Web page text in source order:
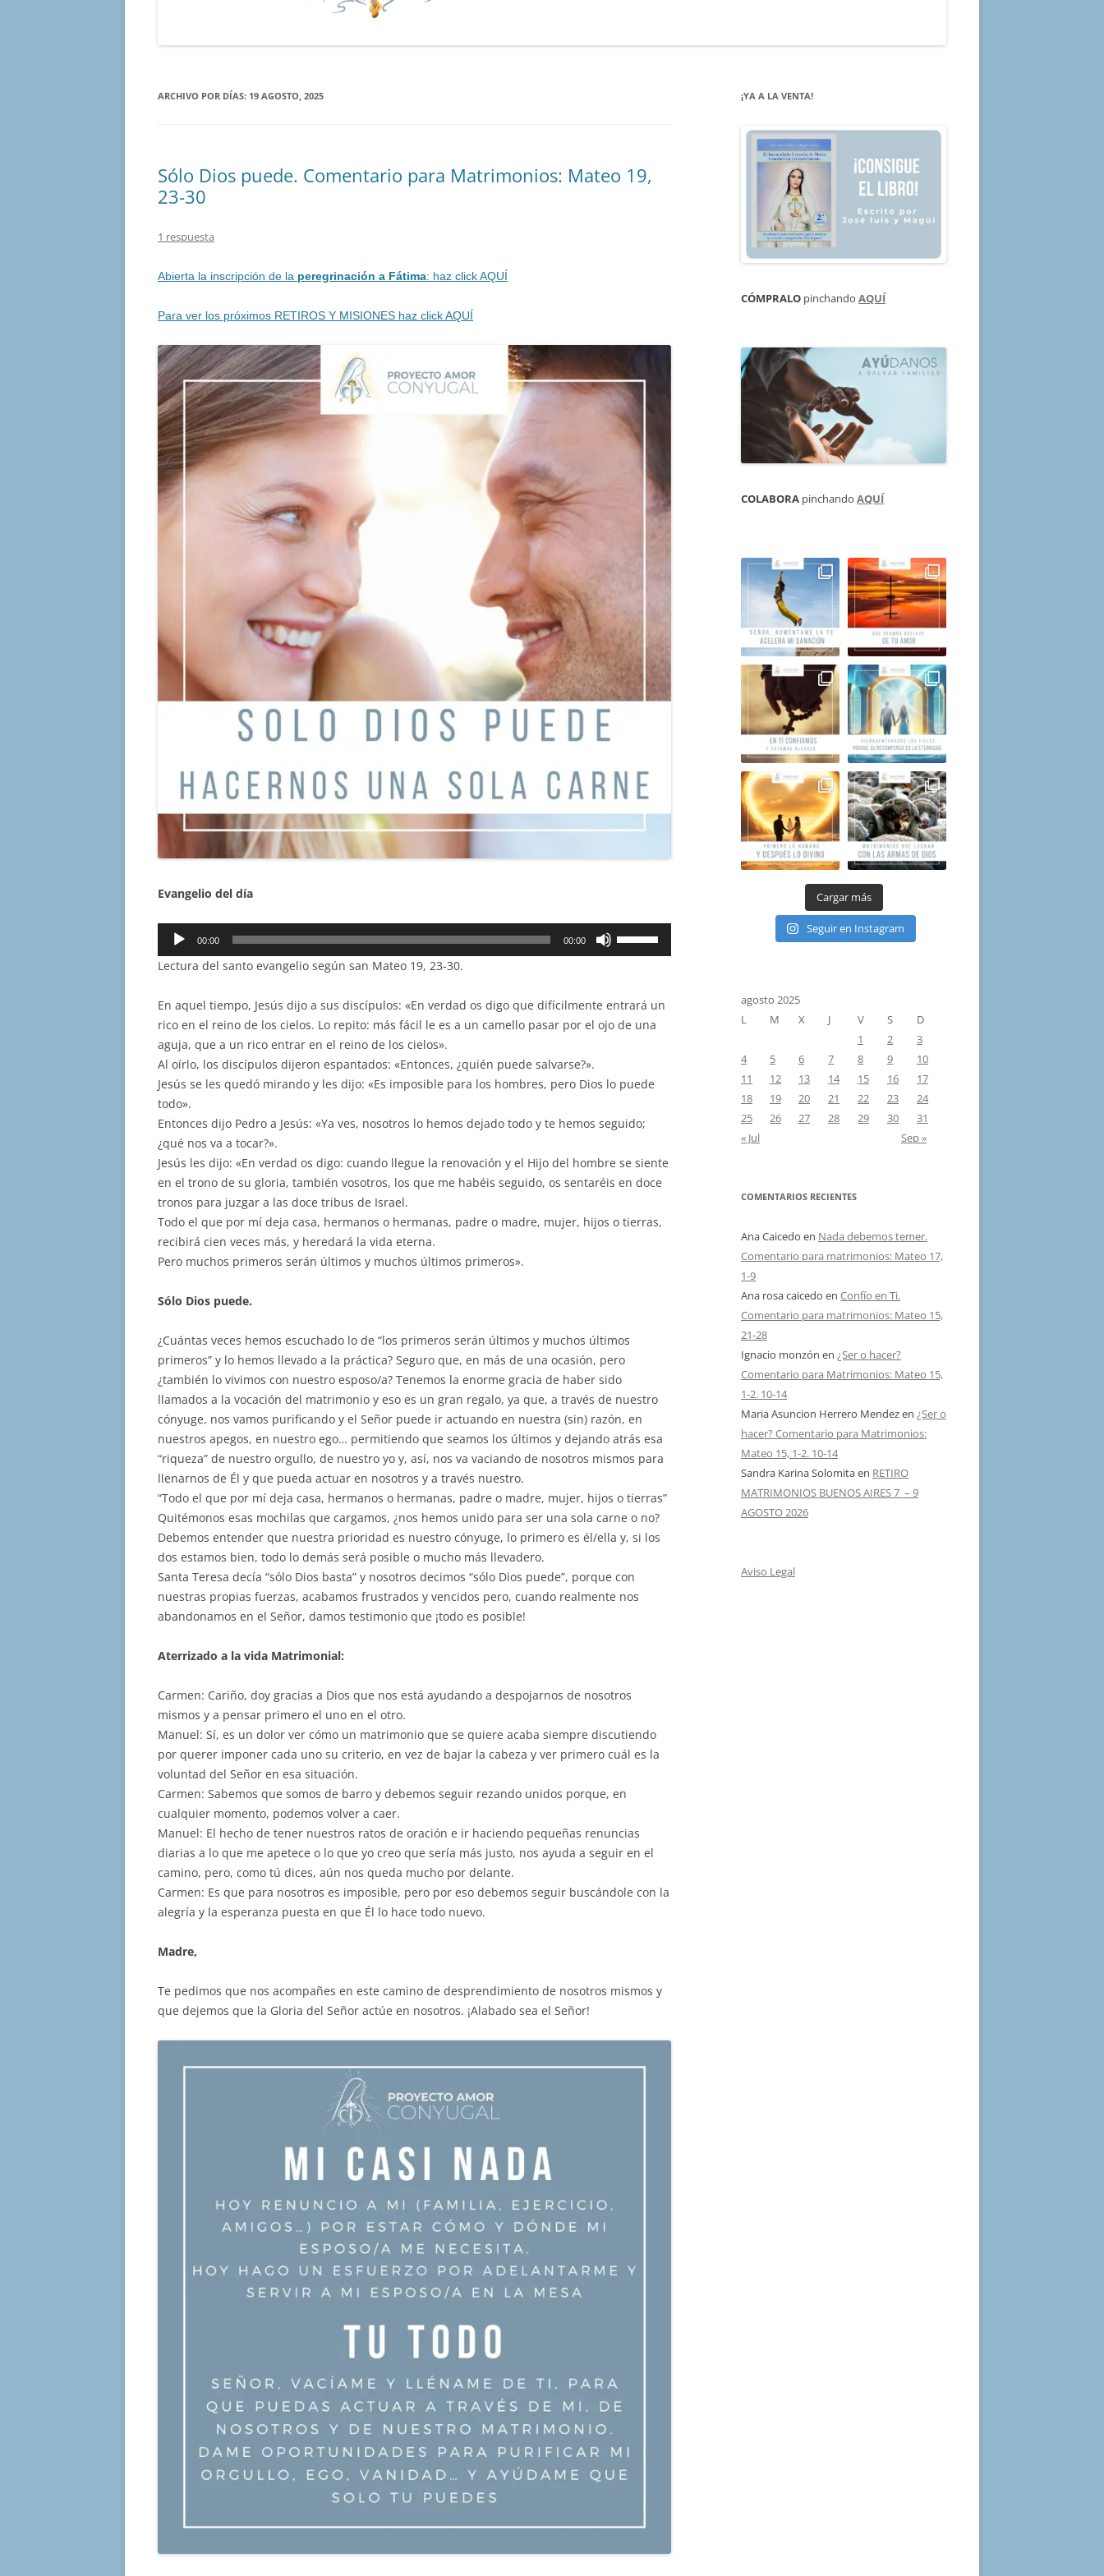
ARCHIVO POR DÍAS: 19 AGOSTO, 2025
Sólo Dios puede. Comentario para Matrimonios: Mateo 19,
23-30
1 respuesta
Abierta la inscripción de la peregrinación a Fátima: haz click AQUÍ
Para ver los próximos RETIROS Y MISIONES haz click AQUÍ
Evangelio del día
Reproductor
audio
00:00 00:00
flecha
arriba/abajo
o
el
Lectura del santo evangelio según san Mateo 19, 23-30.
En aquel tiempo, Jesús dijo a sus discípulos: «En verdad os digo que difícilmente entrará un
rico en el reino de los cielos. Lo repito: más fácil le es a un camello pasar por el ojo de una
aguja, que a un rico entrar en el reino de los cielos».
Al oírlo, los discípulos dijeron espantados: «Entonces, ¿quién puede salvarse?».
Jesús se les quedó mirando y les dijo: «Es imposible para los hombres, pero Dios lo puede
todo».
Entonces dijo Pedro a Jesús: «Ya ves, nosotros lo hemos dejado todo y te hemos seguido;
¿qué nos va a tocar?».
Jesús les dijo: «En verdad os digo: cuando llegue la renovación y el Hijo del hombre se siente
en el trono de su gloria, también vosotros, los que me habéis seguido, os sentaréis en doce
tronos para juzgar a las doce tribus de Israel.
Todo el que por mí deja casa, hermanos o hermanas, padre o madre, mujer, hijos o tierras,
recibirá cien veces más, y heredará la vida eterna.
Pero muchos primeros serán últimos y muchos últimos primeros».
Sólo Dios puede.
¿Cuántas veces hemos escuchado lo de “los primeros serán últimos y muchos últimos
primeros” y lo hemos llevado a la práctica? Seguro que, en más de una ocasión, pero
¿también lo vivimos con nuestro esposo/a? Tenemos la enorme gracia de haber sido
llamados a la vocación del matrimonio y eso es un gran regalo, ya que, a través de nuestro
cónyuge, nos vamos purificando y el Señor puede ir actuando en nuestra (sin) razón, en
nuestros apegos, en nuestro ego… permitiendo que seamos los últimos y dejando atrás esa
“riqueza” de nuestro orgullo, de nuestro yo y, así, nos va vaciando de nosotros mismos para
llenarnos de Él y que pueda actuar en nosotros y a través nuestro.
“Todo el que por mí deja casa, hermanos o hermanas, padre o madre, mujer, hijos o tierras”
Quitémonos esas mochilas que cargamos, ¿nos hemos unido para ser una sola carne o no?
Debemos entender que nuestra prioridad es nuestro cónyuge, lo primero es él/ella y, si los
dos estamos bien, todo lo demás será posible o mucho más llevadero.
Santa Teresa decía “sólo Dios basta” y nosotros decimos “sólo Dios puede”, porque con
nuestras propias fuerzas, acabamos frustrados y vencidos pero, cuando realmente nos
abandonamos en el Señor, damos testimonio que ¡todo es posible!
Aterrizado a la vida Matrimonial:
Carmen: Cariño, doy gracias a Dios que nos está ayudando a despojarnos de nosotros
mismos y a pensar primero el uno en el otro.
Manuel: Sí, es un dolor ver cómo un matrimonio que se quiere acaba siempre discutiendo
por querer imponer cada uno su criterio, en vez de bajar la cabeza y ver primero cuál es la
voluntad del Señor en esa situación.
Carmen: Sabemos que somos de barro y debemos seguir rezando unidos porque, en
cualquier momento, podemos volver a caer.
Manuel: El hecho de tener nuestros ratos de oración e ir haciendo pequeñas renuncias
diarias a lo que me apetece o lo que yo creo que sería más justo, nos ayuda a seguir en el
camino, pero, como tú dices, aún nos queda mucho por delante.
Carmen: Es que para nosotros es imposible, pero por eso debemos seguir buscándole con la
alegría y la esperanza puesta en que Él lo hace todo nuevo.
Madre,
Te pedimos que nos acompañes en este camino de desprendimiento de nosotros mismos y
que dejemos que la Gloria del Señor actúe en nosotros. ¡Alabado sea el Señor!
¡YA A LA VENTA!
CÓMPRALO pinchando AQUÍ
COLABORA pinchando AQUÍ
Cargar más
Seguir en Instagram
agosto 2025
L
M X J V S
D
1
2
3
4
5 6 7 8 9
10
11
12 13 14 15 16
17
18
19 20 21 22 23
24
25
26 27 28 29 30
31
« Jul
Sep »
COMENTARIOS RECIENTES
Ana Caicedo en Nada debemos temer.
Comentario para matrimonios: Mateo 17,
1-9
Ana rosa caicedo en Confío en Ti.
Comentario para matrimonios: Mateo 15,
21-28
Ignacio monzón en ¿Ser o hacer?
Comentario para Matrimonios: Mateo 15,
1-2. 10-14
Maria Asuncion Herrero Mendezen ¿Ser o
hacer? Comentario para Matrimonios:
Mateo 15, 1-2. 10-14
Sandra Karina Solomitaen RETIRO
MATRIMONIOS BUENOS AIRES 7 – 9
AGOSTO 2026
Aviso Legal